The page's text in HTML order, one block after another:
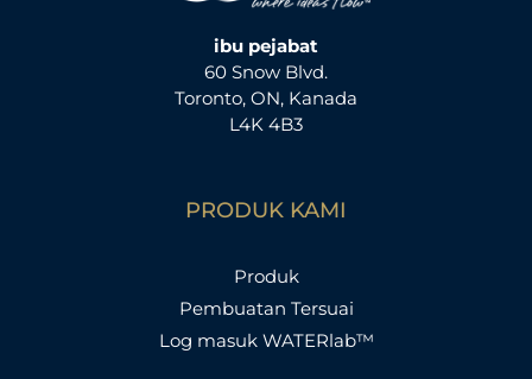
ibu pejabat
60 Snow Blvd.
Toronto, ON, Kanada
L4K 4B3
PRODUK KAMI
Produk
Pembuatan Tersuai
Log masuk WATERlab™